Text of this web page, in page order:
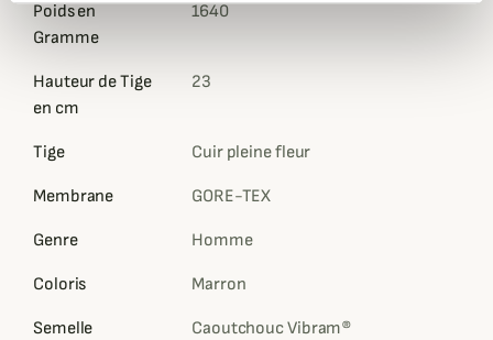
Poids en
Gramme
1640
Hauteur de Tige
en cm
23
Tige Cuir pleine fleur
Membrane GORE-TEX
Genre Homme
Coloris Marron
Semelle
Caoutchouc Vibram®